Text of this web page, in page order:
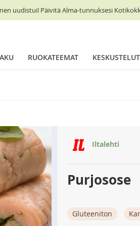
uudistui! Päivitä Alma-tunnuksesi
RUOKATEEMAT KESKUSTELUT
Iltalehti
Purjosose
Gluteeniton